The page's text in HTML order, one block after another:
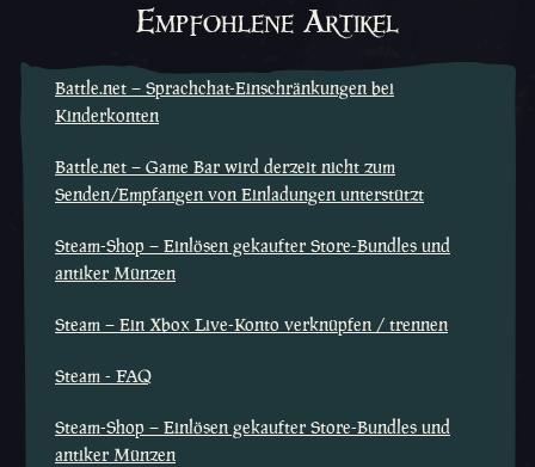
Empfohlene Artikel
Battle.net – Sprachchat-Einschränkungen bei
Kinderkonten
Battle.net – Game Bar wird derzeit nicht zum
Senden/Empfangen von Einladungen unterstützt
Steam-Shop – Einlösen gekaufter Store-Bundles und
antiker Münzen
Steam – Ein Xbox Live-Konto verknüpfen / trennen
Steam - FAQ
Steam-Shop – Einlösen gekaufter Store-Bundles und
antiker Münzen